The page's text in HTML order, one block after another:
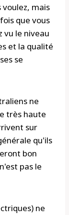
mais
que vous
vu le niveau
et la qualité
se
ne
très haute
sur
qu'ils
bon
pas le
ne